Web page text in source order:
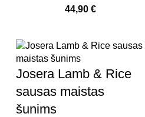
44,90 €
Josera Lamb & Rice
sausas maistas
šunims